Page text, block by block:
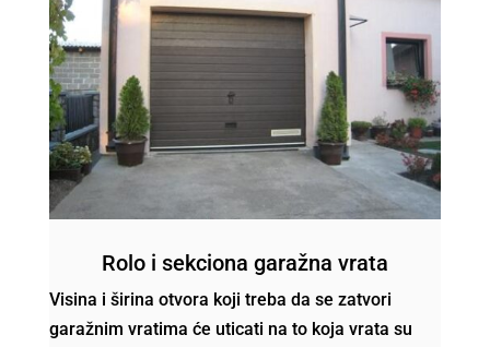
Rolo i sekciona garažna vrata
Visina i širina otvora koji treba da se zatvori
garažnim vratima će uticati na to koja vrata su